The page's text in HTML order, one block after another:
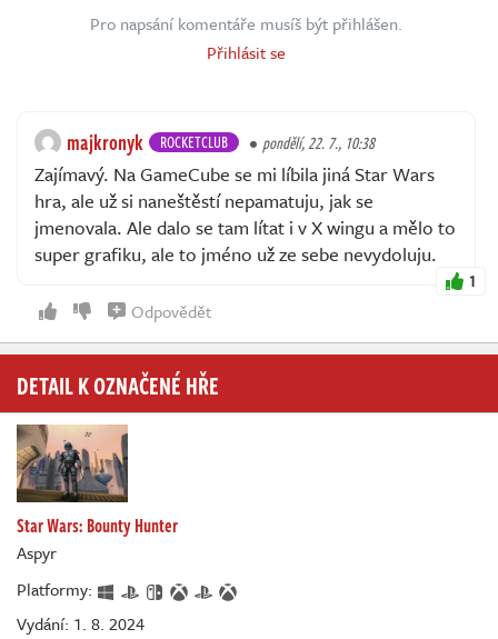
Pro napsání komentáře musíš být přihlášen.
Přihlásit se
majkronyk ROCKETCLUB pondělí, 22. 7., 10:38
Zajímavý. Na GameCube se mi líbila jiná Star Wars
hra, ale už si naneštěstí nepamatuju, jak se
jmenovala. Ale dalo se tam lítat i v X wingu a mělo to
super grafiku, ale to jméno už ze sebe nevydoluju.
1
Odpovědět
DETAIL K OZNAČENÉ HŘE
Star Wars: Bounty Hunter
Aspyr
Platformy:
Vydání: 1. 8. 2024